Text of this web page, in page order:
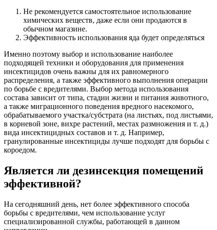
Не рекомендуется самостоятельное использование
химических веществ, даже если они продаются в
обычном магазине.
Эффективность использования яда будет определяться
Именно поэтому выбор и использование наиболее
подходящей техники и оборудования для применения
инсектицидов очень важны для их равномерного
распределения, а также эффективного выполнения операции
по борьбе с вредителями. Выбор метода использования
состава зависит от типа, стадии жизни и питания животного,
а также миграционного поведения вредного насекомого,
обрабатываемого участка/субстрата (на листьях, под листьями,
в корневой зоне, вихре растений, местах размножения и т. д.)
вида инсектицидных составов и т. д. Например,
гранулированные инсектициды лучше подходят для борьбы с
короедом.
Является ли дезинсекция помещений
эффективной?
На сегодняшний день, нет более эффективного способа
борьбы с вредителями, чем использование услуг
специализированной службы, работающей в данном